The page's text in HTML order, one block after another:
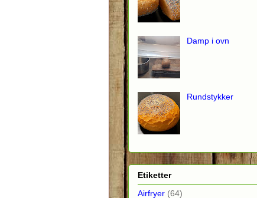
Damp i ovn
Rundstykker
Etiketter
Airfryer (64)